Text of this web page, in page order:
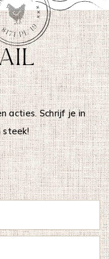
acties. Schrijf je in
steek!